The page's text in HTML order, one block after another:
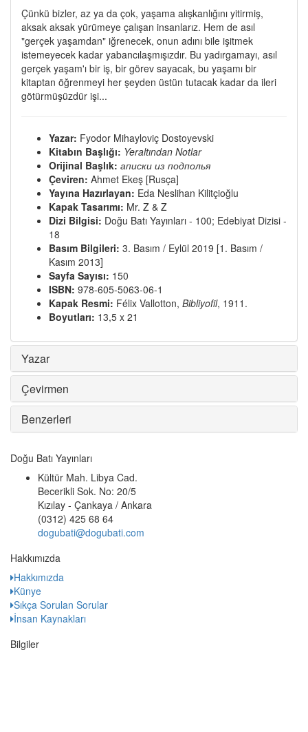
Çünkü bizler, az ya da çok, yaşama alışkanlığını yitirmiş,
aksak aksak yürümeye çalışan insanlarız. Hem de asıl
"gerçek yaşamdan" iğrenecek, onun adını bile işitmek
istemeyecek kadar yabancılaşmışızdır. Bu yadırgamayı, asıl
gerçek yaşam'ı bir iş, bir görev sayacak, bu yaşamı bir
kitaptan öğrenmeyi her şeyden üstün tutacak kadar da ileri
götürmüşüzdür işi...
Yazar: Fyodor Mihayloviç Dostoyevski
Kitabın Başlığı: Yeraltından Notlar
Orijinal Başlık: аписки из подполья
Çeviren: Ahmet Ekeş [Rusça]
Yayına Hazırlayan: Eda Neslihan Kilitçioğlu
Kapak Tasarımı: Mr. Z & Z
Dizi Bilgisi: Doğu Batı Yayınları - 100; Edebiyat Dizisi -
18
Basım Bilgileri: 3. Basım / Eylül 2019 [1. Basım /
Kasım 2013]
Sayfa Sayısı: 150
ISBN: 978-605-5063-06-1
Kapak Resmi: Félix Vallotton, Bibliyofil, 1911.
Boyutları: 13,5 x 21
Yazar
Çevirmen
Benzerleri
Doğu Batı Yayınları
Kültür Mah. Libya Cad.
Becerikli Sok. No: 20/5
Kızılay - Çankaya / Ankara
(0312) 425 68 64
dogubati@dogubati.com
Hakkımızda
Hakkımızda
Künye
Sıkça Sorulan Sorular
İnsan Kaynakları
Bilgiler